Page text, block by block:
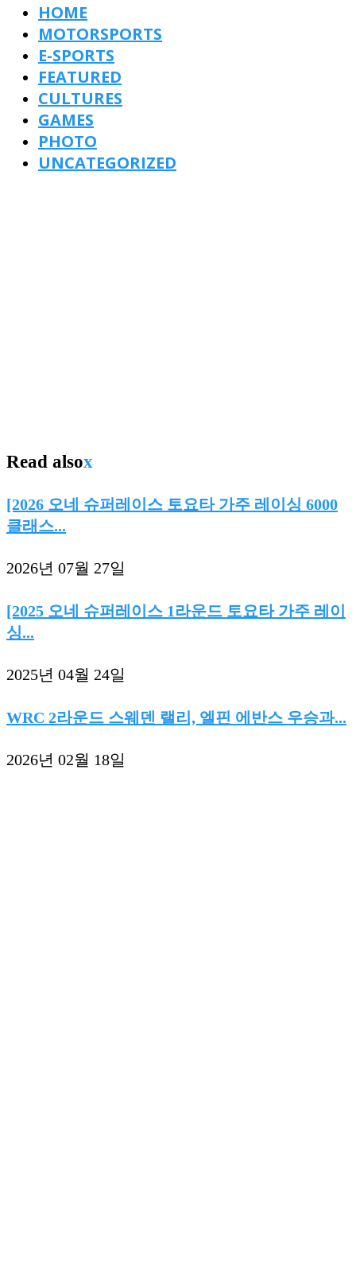
HOME
MOTORSPORTS
E-SPORTS
FEATURED
CULTURES
GAMES
PHOTO
UNCATEGORIZED
Read alsox
[2026 오네 슈퍼레이스 토요타 가주 레이싱 6000
클래스...
2026년 07월 27일
[2025 오네 슈퍼레이스 1라운드 토요타 가주 레이
싱...
2025년 04월 24일
WRC 2라운드 스웨덴 랠리, 엘핀 에반스 우승과...
2026년 02월 18일